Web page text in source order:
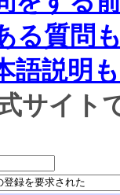
る質問
語説明
サイト